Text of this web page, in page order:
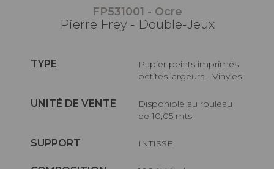
FP531001 - Ocre
Pierre Frey - Double-Jeux
TYPE
Papier peints imprimés
petites largeurs - Vinyles
UNITÉ DE VENTE
Disponible au rouleau
de 10,05 mts
SUPPORT INTISSE